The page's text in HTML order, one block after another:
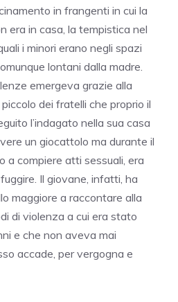
in frangenti in cui la
era in casa, la tempistica nel
i minori erano negli spazi
lontani dalla madre.
emergeva grazie alla
dei fratelli che proprio il
l’indagato nella sua casa
un giocattolo ma durante il
a compiere atti sessuali, era
Il giovane, infatti, ha
maggiore a raccontare alla
di violenza a cui era stato
e che non aveva mai
accade, per vergogna e